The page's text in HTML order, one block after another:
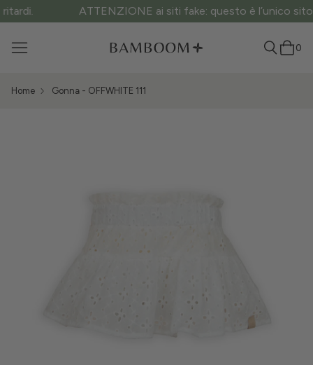
ATTENZIONE ai siti fake: questo è l’unico sito ufficiale.
0
Home Gonna - OFFWHITE 111